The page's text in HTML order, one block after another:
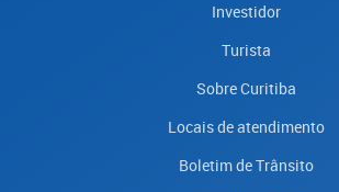
Investidor
Turista
Sobre Curitiba
Locais de atendimento
Boletim de Trânsito